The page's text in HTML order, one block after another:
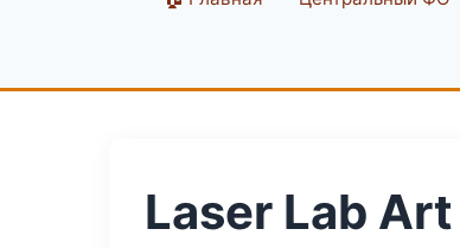
Laser Lab Art